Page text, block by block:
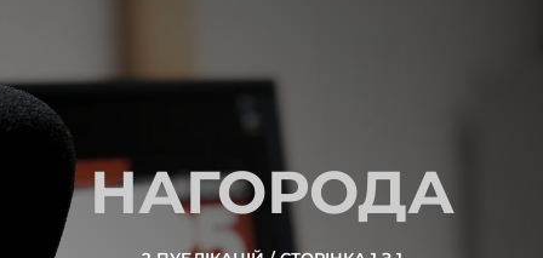
НАГОРОДА